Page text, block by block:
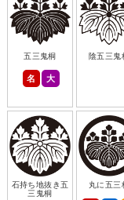
五三鬼桐
名 大
陰五三鬼
石持ち地抜き五
三鬼桐
丸に五三